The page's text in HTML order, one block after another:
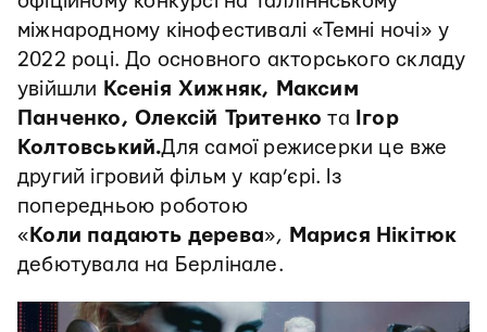
міжнародному кінофестивалі «Темні ночі» у
2022 році. До основного акторського складу
увійшли Ксенія Хижняк, Максим
Панченко, Олексій Тритенко та
Ігор
Колтовський.Для самої режисерки це вже
другий ігровий фільм у кар’єрі. Із
попередньою роботою
« Коли падають дерева», Марися Нікітюк
дебютувала на Берлінале.